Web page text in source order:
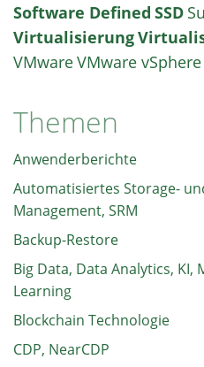
Software Defined SSD
Virtualisierung
VMwareVMware vSphere
Themen
Anwenderberichte
Automatisiertes Storage-
Management, SRM
Backup-Restore
Big Data, Data Analytics, KI,
Learning
Blockchain Technologie
CDP, NearCDP